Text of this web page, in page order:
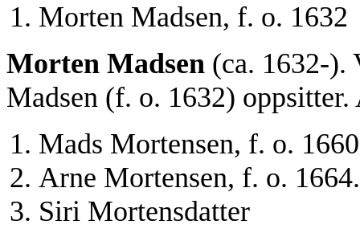
Morten Madsen, f. o. 1632
Morten Madsen (ca. 1632-).
Madsen (f. o. 1632) oppsitter.
Mads Mortensen, f. o.
Arne Mortensen, f. o. 1664.
Siri Mortensdatter